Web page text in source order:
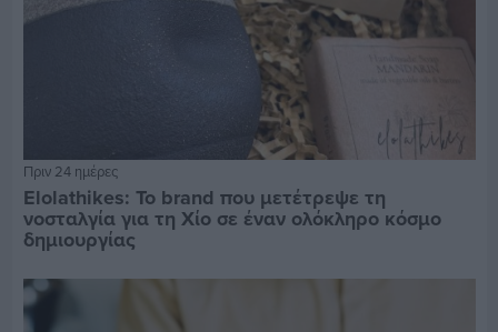
Πριν 24 ημέρες
Elolathikes: Το brand που μετέτρεψε τη
νοσταλγία για τη Χίο σε έναν ολόκληρο κόσμο
δημιουργίας